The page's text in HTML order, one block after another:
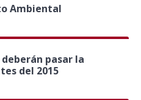
Ambiental
pasar la
del 2015